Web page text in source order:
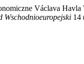
Václava
Wschodnioeuropejski 14